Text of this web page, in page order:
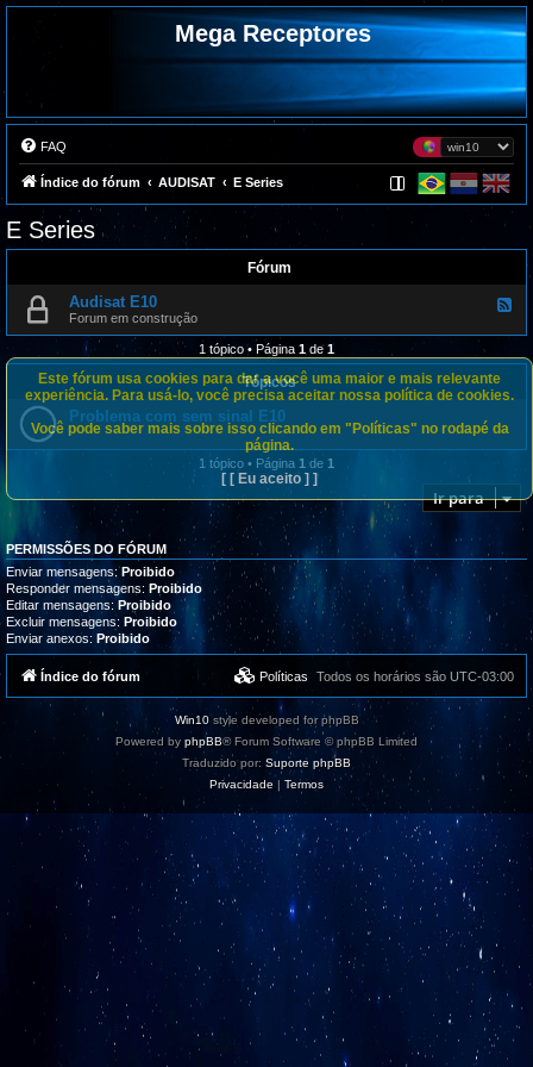
Mega Receptores
FAQ
Índice do fórum AUDISAT E Series
E Series
Fórum
-
0
Audisat E10
Forum em construção
1 tópico • Página 1 de 1
Tópicos
Problema com sem sinal E10
1 tópico • Página 1 de 1
Ir para
PERMISSÕES DO FÓRUM
Enviar mensagens:Proibido
Responder mensagens: Proibido
Editar mensagens: Proibido
Excluir mensagens: Proibido
Enviar anexos: Proibido
Este fórum usa cookies para dar a você uma maior e mais relevante
experiência. Para usá-lo, você precisa aceitar nossa política de cookies.
Você pode saber mais sobre isso clicando em "Políticas" no rodapé da
página.
[ [ Eu aceito ] ]
Índice do fórum Todos os horários são UTC-03:00
Políticas
Win10style developed for phpBB
Powered by phpBB® Forum Software © phpBB Limited
Traduzido por: Suporte phpBB
Privacidade | Termos